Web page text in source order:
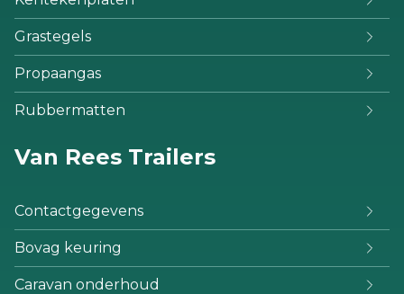
Grastegels
Propaangas
Rubbermatten
Van Rees Trailers
Contactgegevens
Bovag keuring
Caravan onderhoud